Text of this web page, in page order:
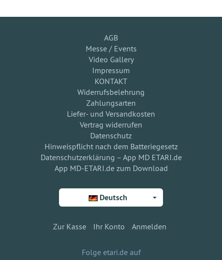
AGB
Messe / Events
Video Gallery
Impressum
KONTAKT
Widerrufsbelehrung
Zahlungsarten
Liefer- und Versandkosten
Vertrag widerrufen
Datenschutz
Hinweispflicht nach dem Batteriegesetz
Datenschutzerklärung – App MD ETARI.de
App MD-ETARI.de zum Download
Deutsch
Zur Kasse Ihr Konto Anmelden
Folge etari.de auf